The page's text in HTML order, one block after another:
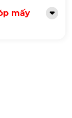
viền màn hình
hiển thị rộng rãi
mấy